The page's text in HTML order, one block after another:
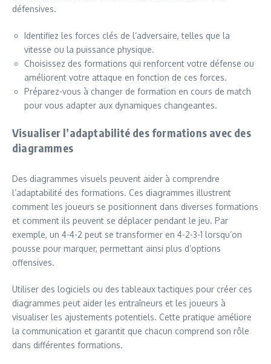
défensives.
Identifiez les forces clés de l’adversaire, telles que la
vitesse ou la puissance physique.
Choisissez des formations qui renforcent votre défense ou
améliorent votre attaque en fonction de ces forces.
Préparez-vous à changer de formation en cours de match
pour vous adapter aux dynamiques changeantes.
Visualiser l’adaptabilité des formations avec des
diagrammes
Des diagrammes visuels peuvent aider à comprendre
l’adaptabilité des formations. Ces diagrammes illustrent
comment les joueurs se positionnent dans diverses formations
et comment ils peuvent se déplacer pendant le jeu. Par
exemple, un 4-4-2 peut se transformer en 4-2-3-1 lorsqu’on
pousse pour marquer, permettant ainsi plus d’options
offensives.
Utiliser des logiciels ou des tableaux tactiques pour créer ces
diagrammes peut aider les entraîneurs et les joueurs à
visualiser les ajustements potentiels. Cette pratique améliore
la communication et garantit que chacun comprend son rôle
dans différentes formations.